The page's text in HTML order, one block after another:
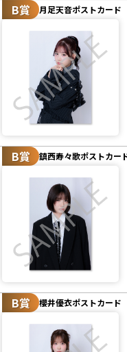
B賞 月足天音ポストカード
B賞 鎮西寿々歌ポストカー
B賞 櫻井優衣ポストカード